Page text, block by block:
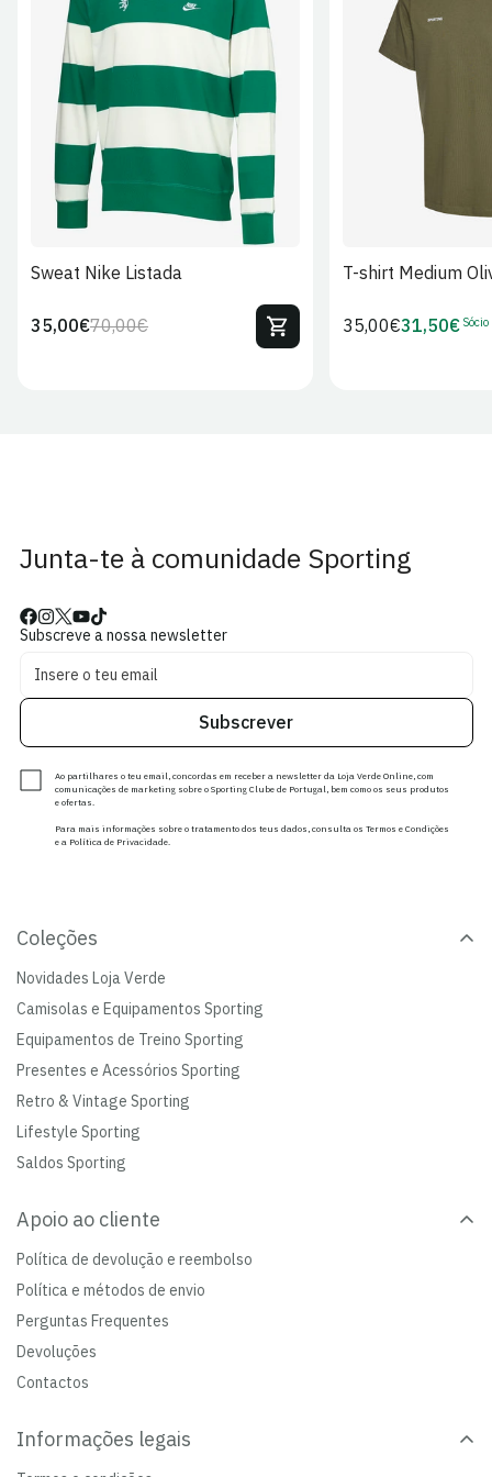
S XL 2XL
Sweat Nike Listada
Preço
70,00€Preço
35,00€
T-shirt Medium
Preço
35,00€Preço
31,50€ Sócio
Junta-te à comunidade Sporting
Subscreve a nossa newsletter
Subscrever
Ao partilhares o teu email, concordas em receber a newsletter da Loja Verde Online, com
comunicações de marketing sobre o Sporting Clube de Portugal, bem como os seus produtos
e ofertas.
Para mais informações sobre o tratamento dos teus dados, consulta os Termos e Condições
e a Política de Privacidade.
Coleções
Novidades Loja Verde
Camisolas e Equipamentos Sporting
Equipamentos de Treino Sporting
Presentes e Acessórios Sporting
Retro & Vintage Sporting
Lifestyle Sporting
Saldos Sporting
Apoio ao cliente
Política de devolução e reembolso
Política e métodos de envio
Perguntas Frequentes
Devoluções
Contactos
Informações legais